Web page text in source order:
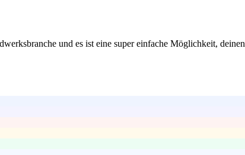
und es ist eine super einfache Möglichkeit, deinen